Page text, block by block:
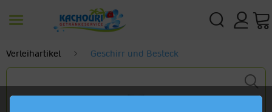
Verleihartikel Geschirr und Besteck